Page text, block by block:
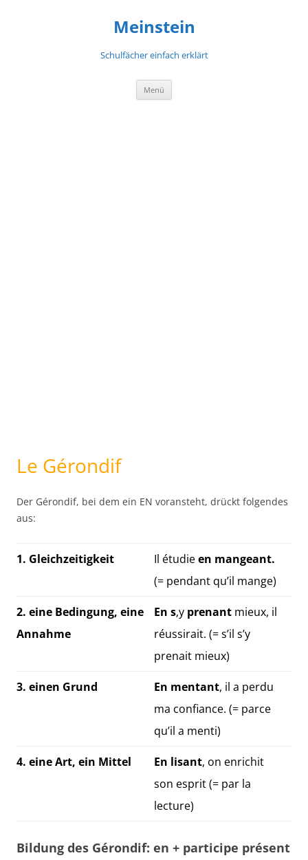
Meinstein
Schulfächer einfach erklärt
Menü
Le Gérondif
Der Gérondif, bei dem ein EN voransteht, drückt folgendes
aus:
1. Gleichzeitigkeit Il étudieen mangeant.
(= pendant qu’il mange)
2. eine Bedingung, eine
Annahme
En s‚y prenant mieux, il
réussirait. (= s’il s’y
prenait mieux)
3. einen Grund En mentant, il a perdu
ma confiance. (= parce
qu’il a menti)
4. eine Art, ein Mittel En lisant, on enrichit
son esprit (= par la
lecture)
Bildung des Gérondif: en + participe présent